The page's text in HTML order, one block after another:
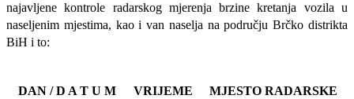
najavljene kontrole radarskog mjerenja brzine kretanja vozila u
naseljenim mjestima, kao i van naselja na području Brčko distrikta
BiH i to:
DAN / D A T U M VRIJEME
MJESTO RADARSKE